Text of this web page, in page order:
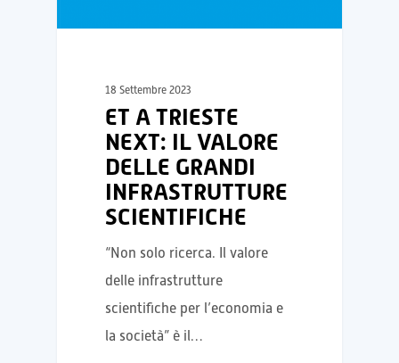
18 Settembre 2023
ET A TRIESTE
NEXT: IL VALORE
DELLE GRANDI
INFRASTRUTTURE
SCIENTIFICHE
“Non solo ricerca. Il valore
delle infrastrutture
scientifiche per l’economia e
la società” è il…